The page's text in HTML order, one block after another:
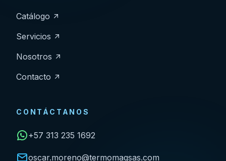
Catálogo
Servicios
Nosotros
Contacto
CONTÁCTANOS
+57 313 235 1692
oscar.moreno@termomaqsas.com